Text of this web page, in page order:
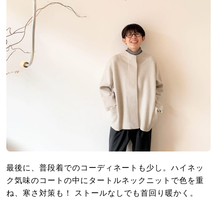
最後に、普段着でのコーディネートも少し。ハイネッ
ク気味のコートの中にタートルネックニットで色を重
ね、寒さ対策も！ ストールなしでも首回り暖かく。